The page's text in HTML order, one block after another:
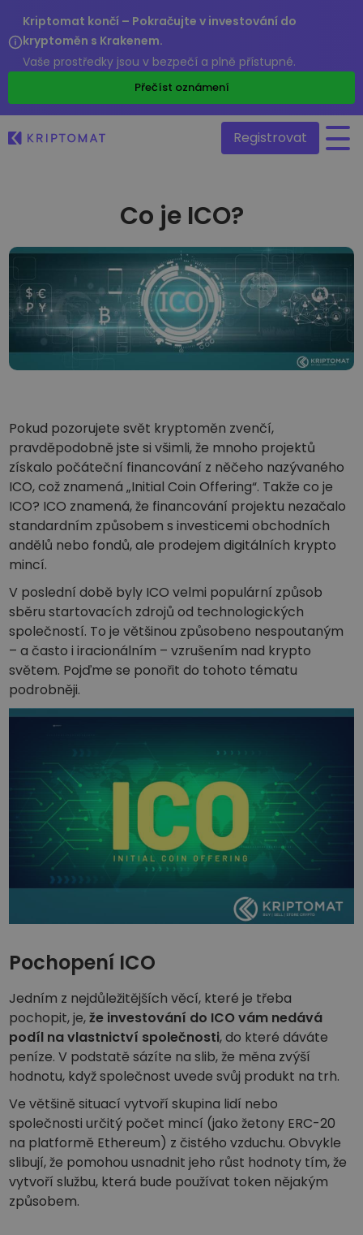
Kriptomat končí – Pokračujte v investování do
kryptoměn s Krakenem.
Vaše prostředky jsou v bezpečí a plně přístupné.
Přečíst oznámení
Přes 300 kryptoměn
Hlavní vítězové a poražení
Najděte investiční příležitosti
Nedávno přidané
Nově přidané tokeny na Kriptomat
Kdybych koupil/a v hodnotě 100 €…
...dnes bych měl/a
Kupte a prodejte krypto
Kupujte přes 300 kryptoměn
Směňte krypto
Přes 1000 párových možností
Kriptomat peněženka
Bezpečná a jednoduchá krypto peněženka
Průzkumník investic
Najdi svou krypto strategii
KriptoEarn
Získejte za své krypto odměny
Trezor
Spořte si krypto pro svou budoucnost
Opakovaný nákup
Pravidelné investice („DCA“)
Upozornění na cenu
Aktualizace cen vašich oblíbených tokenů v reálném čase
Objevte aktiva
Objevte investiční příležitosti
Analýza portfolia
Chytré poznatky pro ideální výkonnost
Registrovat
/
Co je ICO?
Pokud pozorujete svět kryptoměn zvenčí,
pravděpodobně jste si všimli, že mnoho projektů
získalo počáteční financování z něčeho nazývaného
ICO, což znamená „Initial Coin Offering“. Takže co je
ICO? ICO znamená, že financování projektu nezačalo
standardním způsobem s investicemi obchodních
andělů nebo fondů, ale prodejem digitálních krypto
mincí.
V poslední době byly ICO velmi populární způsob
sběru startovacích zdrojů od technologických
společností. To je většinou způsobeno nespoutaným
– a často i iracionálním – vzrušením nad krypto
světem. Pojďme se ponořit do tohoto tématu
podrobněji.
Pochopení ICO
Jedním z nejdůležitějších věcí, které je třeba
pochopit, je,že investování do ICO vám nedává
podíl na vlastnictví společnosti, do které dáváte
peníze. V podstatě sázíte na slib, že měna zvýší
hodnotu, když společnost uvede svůj produkt na trh.
Ve většině situací vytvoří skupina lidí nebo
společnosti určitý počet mincí (jako žetony ERC-20
na platformě Ethereum) z čistého vzduchu. Obvykle
slibují, že pomohou usnadnit jeho růst hodnoty tím, že
vytvoří službu, která bude používat token nějakým
způsobem.